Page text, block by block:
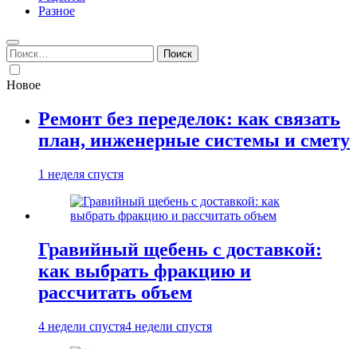
Разное
Найти:
Новое
Ремонт без переделок: как связать
план, инженерные системы и смету
1 неделя спустя
Гравийный щебень с доставкой:
как выбрать фракцию и
рассчитать объем
4 недели спустя4 недели спустя